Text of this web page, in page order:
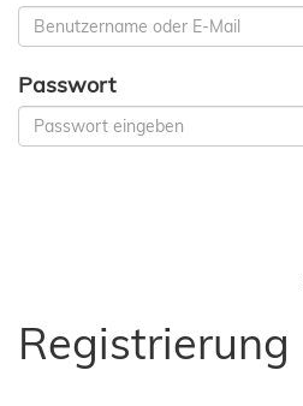
Passwort
Registrierung